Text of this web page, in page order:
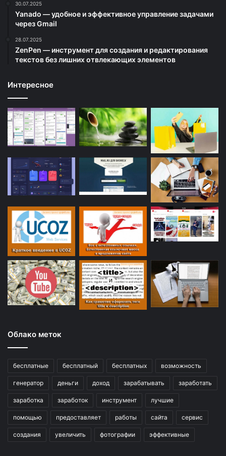
30.07.2025
Yanado — удобное и эффективное управление задачами
через Gmail
28.07.2025
ZenPen — инструмент для создания и редактирования
текстов без лишних отвлекающих элементов
Интересное
Облако меток
бесплатные бесплатный бесплатных возможность
генератор деньги доход зарабатывать заработать
заработка заработок инструмент лучшие
помощью предоставляет работы сайта сервис
создания увеличить фотографии эффективные